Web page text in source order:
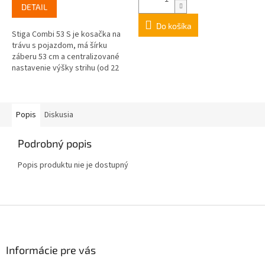
DETAIL
Stiga Combi 53 S je kosačka na
trávu s pojazdom, má šírku
záberu 53 cm a centralizované
nastavenie výšky strihu (od 22
Do košíka
Popis Diskusia
Podrobný popis
Popis produktu nie je dostupný
Informácie pre vás